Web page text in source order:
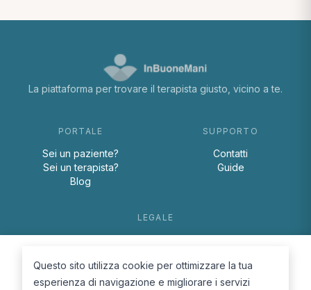
La piattaforma per trovare il terapista giusto, vicino a te.
PORTALE
Sei un paziente?
Sei un terapista?
Blog
SUPPORTO
Contatti
Guide
LEGALE
Cookie Policy
Questo sito utilizza cookie per ottimizzare la tua
esperienza di navigazione e migliorare i servizi